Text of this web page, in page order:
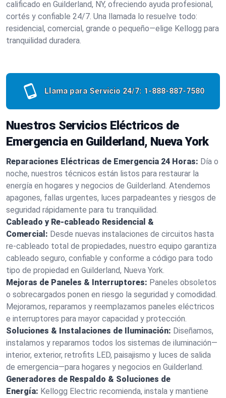
calificado en Guilderland, NY, ofreciendo ayuda profesional,
cortés y confiable 24/7. Una llamada lo resuelve todo:
residencial, comercial, grande o pequeño—elige Kellogg para
tranquilidad duradera.
Llama para Servicio 24/7: 1-888-887-7580
Nuestros Servicios Eléctricos de
Emergencia en Guilderland, Nueva York
Reparaciones Eléctricas de Emergencia 24 Horas: Día o
noche, nuestros técnicos están listos para restaurar la
energía en hogares y negocios de Guilderland. Atendemos
apagones, fallas urgentes, luces parpadeantes y riesgos de
seguridad rápidamente para tu tranquilidad.
Cableado y Re-cableado Residencial &
Comercial: Desde nuevas instalaciones de circuitos hasta
re-cableado total de propiedades, nuestro equipo garantiza
cableado seguro, confiable y conforme a código para todo
tipo de propiedad en Guilderland, Nueva York.
Mejoras de Paneles & Interruptores: Paneles obsoletos
o sobrecargados ponen en riesgo la seguridad y comodidad.
Mejoramos, reparamos y reemplazamos paneles eléctricos
e interruptores para mayor capacidad y protección.
Soluciones & Instalaciones de Iluminación: Diseñamos,
instalamos y reparamos todos los sistemas de iluminación—
interior, exterior, retrofits LED, paisajismo y luces de salida
de emergencia—para hogares y negocios en Guilderland.
Generadores de Respaldo & Soluciones de
Energía: Kellogg Electric recomienda, instala y mantiene